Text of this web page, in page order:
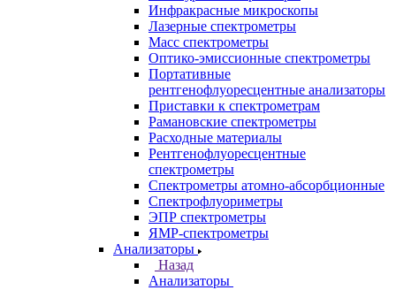
Инфракрасные микроскопы
Лазерные спектрометры
Масс спектрометры
Оптико-эмиссионные спектрометры
Портативные
рентгенофлуоресцентные анализаторы
Приставки к спектрометрам
Рамановские спектрометры
Расходные материалы
Рентгенофлуоресцентные
спектрометры
Спектрометры атомно-абсорбционные
Спектрофлуориметры
ЭПР спектрометры
ЯМР-спектрометры
Анализаторы
Назад
Анализаторы